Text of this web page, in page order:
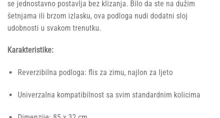
se jednostavno postavlja bez klizanja. Bilo da ste na dužim
šetnjama ili brzom izlasku, ova podloga nudi dodatni sloj
udobnosti u svakom trenutku.
Karakteristike:
Reverzibilna podloga: flis za zimu, najlon za ljeto
Univerzalna kompatibilnost sa svim standardnim kolicima